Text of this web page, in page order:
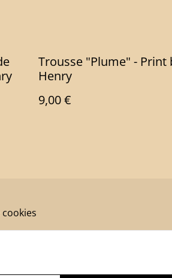
Trousse "Plume" - Print
Henry
9,00 €